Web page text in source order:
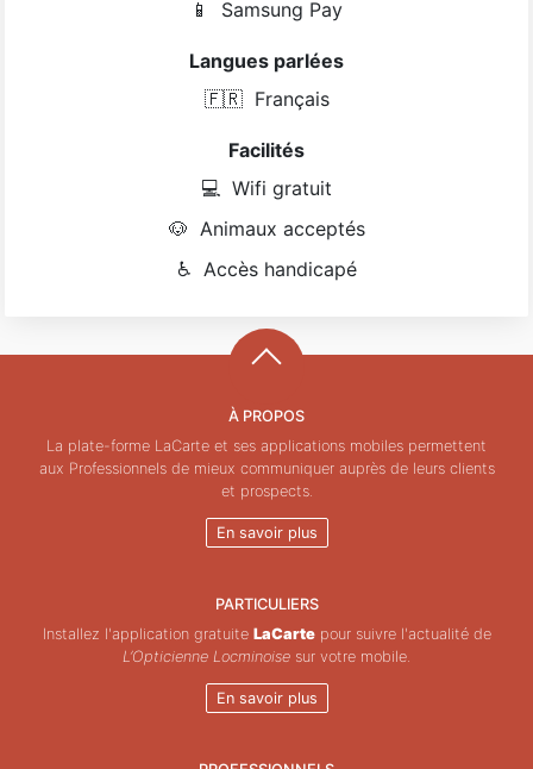
📱
Samsung Pay
Langues parlées
🇫🇷 Français
Facilités
💻 Wifi gratuit
🐶 Animaux acceptés
♿ Accès handicapé
À PROPOS
La plate-forme LaCarte et ses applications mobiles permettent
aux Professionnels de mieux communiquer auprès de leurs clients
et prospects.
En savoir plus
PARTICULIERS
Installez l'application gratuite LaCartepour suivre l'actualité de
L’Opticienne Locminoise sur votre mobile.
En savoir plus